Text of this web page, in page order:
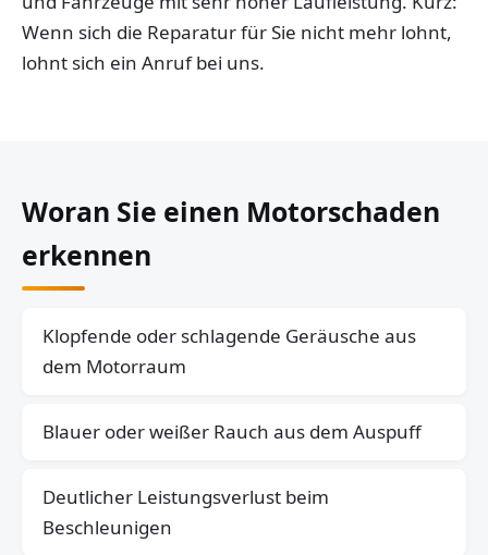
Wenn sich die Reparatur für Sie nicht mehr lohnt,
lohnt sich ein Anruf bei uns.
Woran Sie einen Motorschaden
erkennen
Klopfende oder schlagende Geräusche aus
dem Motorraum
Blauer oder weißer Rauch aus dem Auspuff
Deutlicher Leistungsverlust beim
Beschleunigen